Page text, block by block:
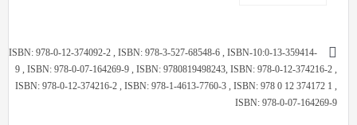
ISBN: 978-0-12-374092-2 , ISBN: 978-3-527-68548-6 , ISBN-10:0-13-359414-
9 , ISBN: 978-0-07-164269-9 , ISBN: 9780819498243, ISBN: 978-0-12-374216-2 ,
ISBN: 978-0-12-374216-2 , ISBN: 978-1-4613-7760-3 , ISBN: 978 0 12 374172 1 ,
ISBN: 978-0-07-164269-9